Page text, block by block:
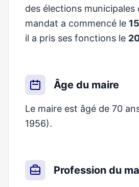
des élections municipales
mandat a commencé le
il a pris ses fonctions le
Âge du maire
Le maire est âgé de 70
1956).
Profession du